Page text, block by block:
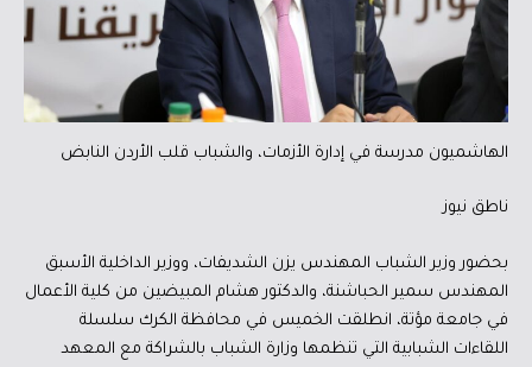
الهاشميون مدرسة في إدارة الأزمات، والشباب قلب الأردن النابض
ناطق نيوز
بحضور وزير الشباب المهندس يزن الشديفات، ووزير الداخلية الأسبق
المهندس سمير الحباشنة، والدكتور هشام المبيضين من كلية الأعمال
في جامعة مؤتة، انطلقت الخميس في محافظة الكرك سلسلة
اللقاءات الشبابية التي تنظمها وزارة الشباب بالشراكة مع المعهد